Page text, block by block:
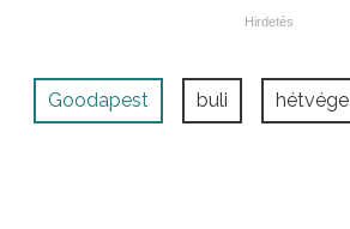
Goodapest buli hétvége